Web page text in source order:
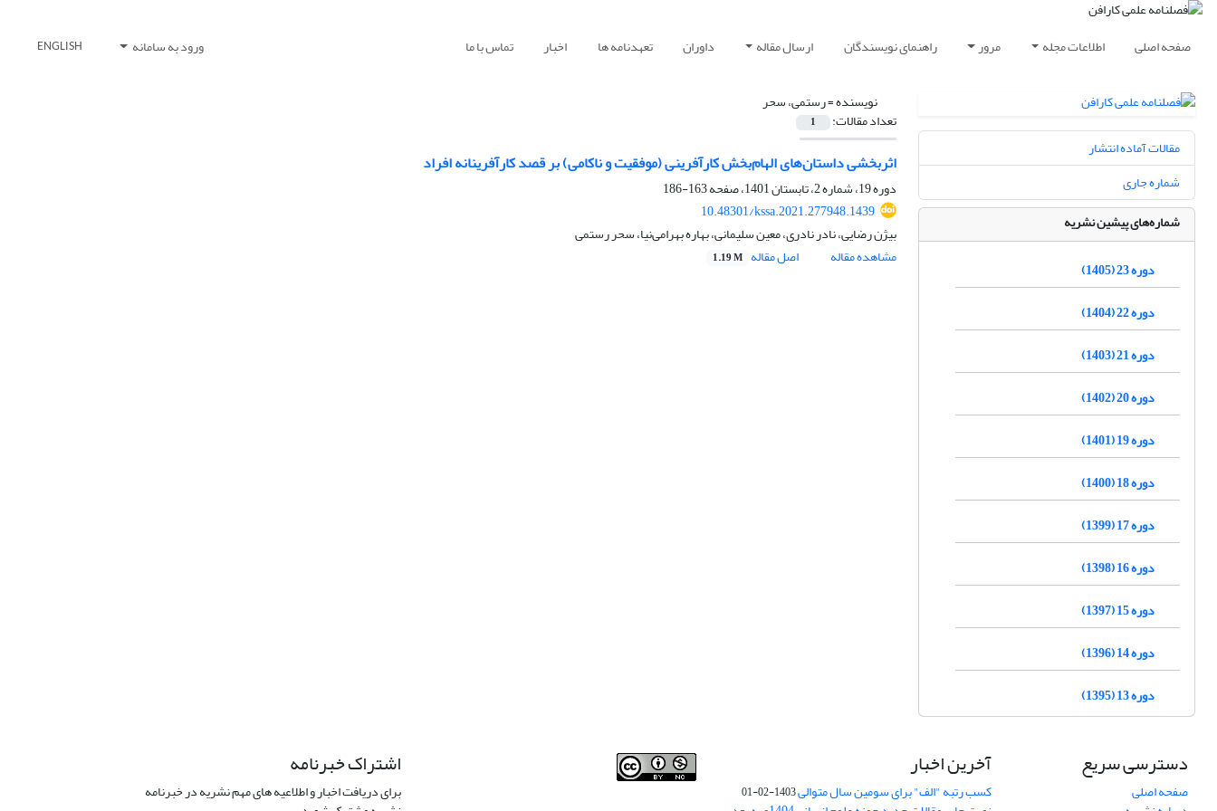
صفحه اصلی اطلاعات مجله مرور راهنمای نویسندگان ارسال مقاله داوران تعهدنامه ها اخبار تماس با ما ورود به سامانه ENGLISH
نویسنده =رستمی، سحر
تعداد مقالات: 1
اثربخشی داستان‌های الهام‌بخش کارآفرینی (موفقیت و ناکامی) بر قصد کارآفرینانه افراد
دوره 19، شماره 2، تابستان 1401، صفحه
163-186
10.48301/kssa.2021.277948.1439
بیژن رضایی، نادر نادری، معین سلیمانی، بهاره بهرامی‌نیا، سحر رستمی
مشاهده مقاله
اصل مقاله 1.19 M
مقالات آماده انتشار
شماره جاری
شماره‌های پیشین نشریه
دوره 23 (1405)
دوره 22 (1404)
دوره 21 (1403)
دوره 20 (1402)
دوره 19 (1401)
دوره 18 (1400)
دوره 17 (1399)
دوره 16 (1398)
دوره 15 (1397)
دوره 14 (1396)
دوره 13 (1395)
دسترسی سریع
صفحه اصلی
آخرین اخبار
کسب رتبه "الف" برای سومین سال متوالی1403-02-01
اشتراک خبرنامه
برای دریافت اخبار و اطلاعیه های مهم نشریه در خبرنامه